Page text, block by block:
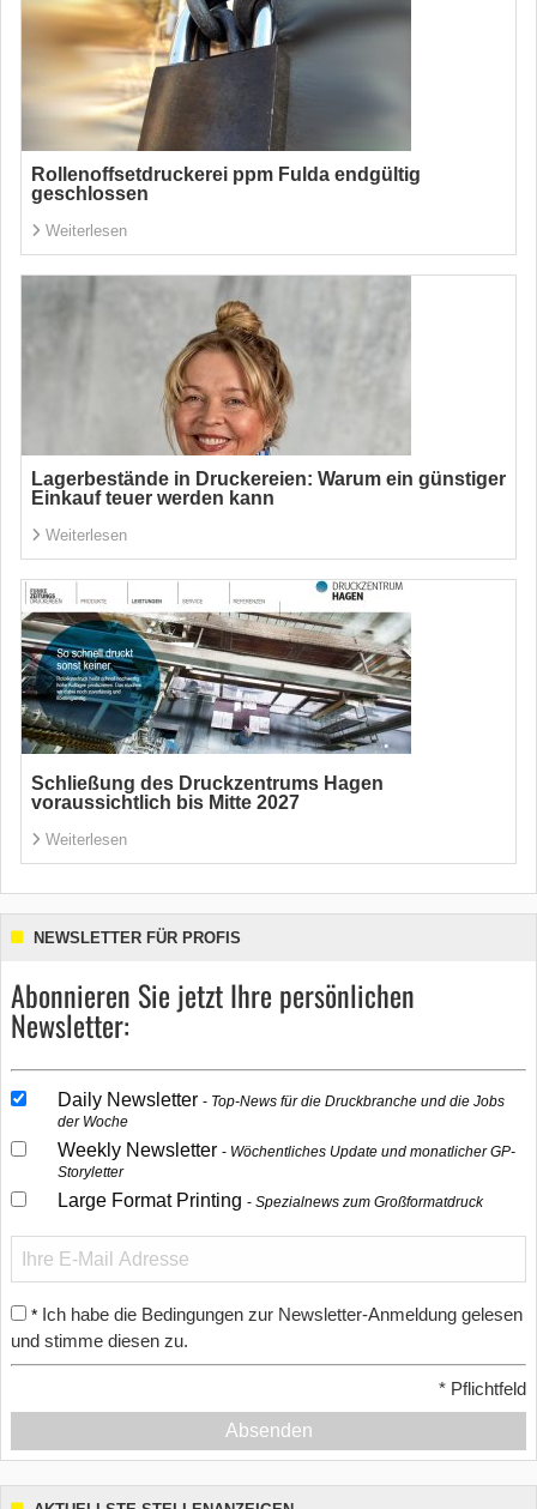
Rollenoffsetdruckerei ppm Fulda endgültig
geschlossen
Weiterlesen
Lagerbestände in Druckereien: Warum ein günstiger
Einkauf teuer werden kann
Weiterlesen
Schließung des Druckzentrums Hagen
voraussichtlich bis Mitte 2027
Weiterlesen
NEWSLETTER FÜR PROFIS
Abonnieren Sie jetzt Ihre persönlichen
Newsletter:
Daily Newsletter
Top-News für die Druckbranche und die Jobs
der Woche
Weekly Newsletter
Wöchentliches Update und monatlicher GP-
Storyletter
Large Format Printing Spezialnews zum Großformatdruck
* Ich habe die Bedingungen zur Newsletter-Anmeldung gelesen
und stimme diesen zu.
* Pflichtfeld
Absenden